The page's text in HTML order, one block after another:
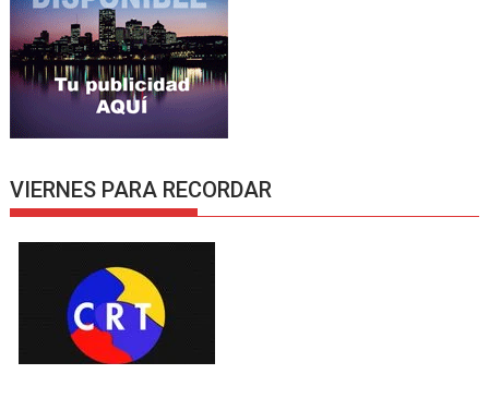
VIERNES PARA RECORDAR